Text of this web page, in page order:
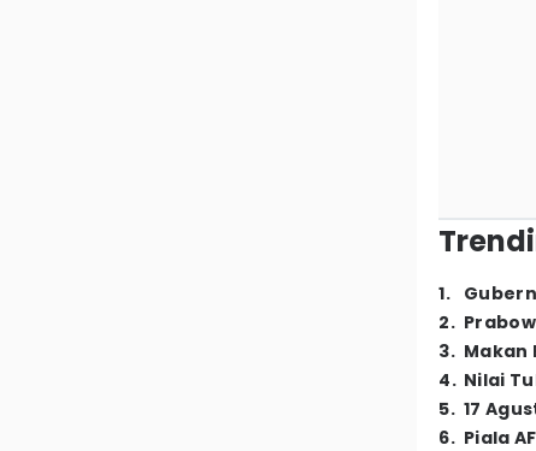
1.
2.
3. Makan
4. Nilai
5. 17
6. Piala